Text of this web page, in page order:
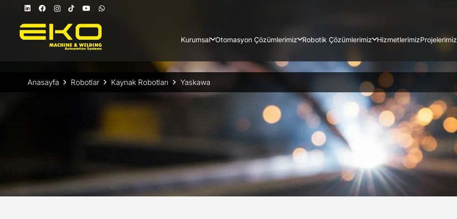
Kurumsal Otomasyon Çözümlerimiz Robotik Çözümlerimiz HizmetlerimizProjelerimiz
Anasayfa Robotlar Kaynak Robotları Yaskawa